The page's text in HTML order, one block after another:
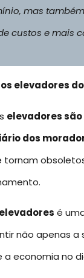
mas
custos e mais
elevadores
elevadores
dos
tornam
é
não apenas a
economia no